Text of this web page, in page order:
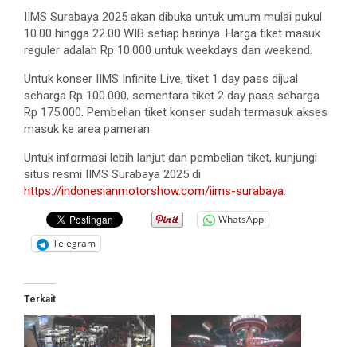
IIMS Surabaya 2025 akan dibuka untuk umum mulai pukul
10.00 hingga 22.00 WIB setiap harinya. Harga tiket masuk
reguler adalah Rp 10.000 untuk weekdays dan weekend.
Untuk konser IIMS Infinite Live, tiket 1 day pass dijual
seharga Rp 100.000, sementara tiket 2 day pass seharga
Rp 175.000. Pembelian tiket konser sudah termasuk akses
masuk ke area pameran.
Untuk informasi lebih lanjut dan pembelian tiket, kunjungi
situs resmi IIMS Surabaya 2025 di
https://indonesianmotorshow.com/iims-surabaya.
WhatsApp
Telegram
Terkait